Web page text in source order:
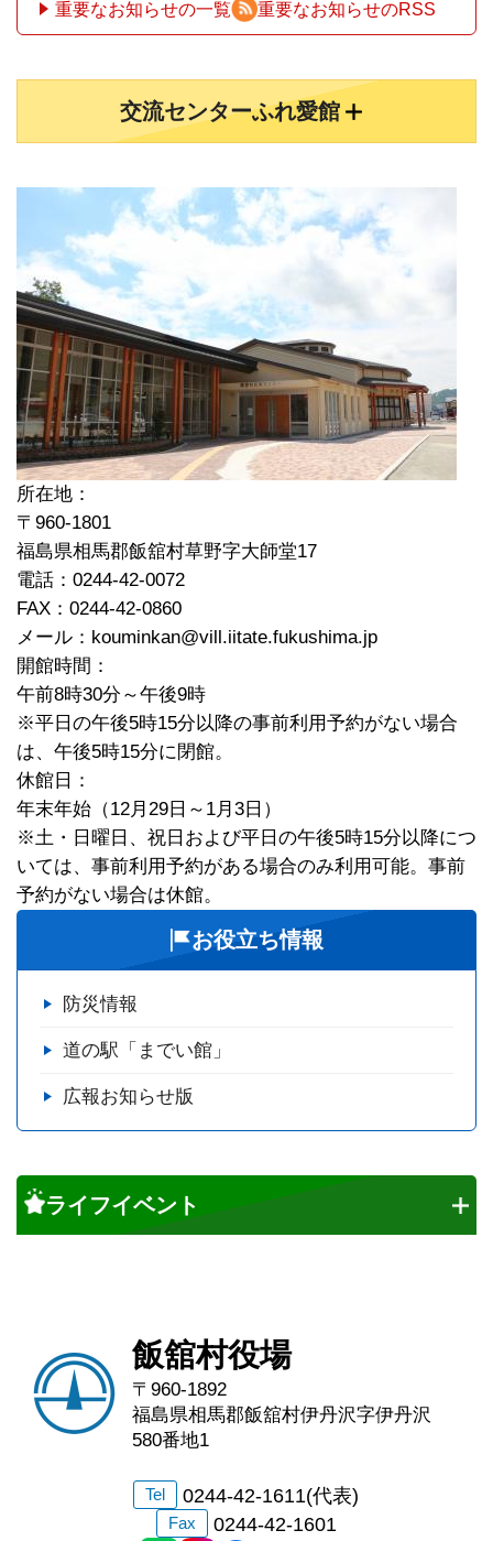
重要なお知らせの一覧 重要なお知らせのRSS
交流センターふれ愛館
所在地：
〒960-1801
福島県相馬郡飯舘村草野字大師堂17
電話：0244-42-0072
FAX：0244-42-0860
メール：kouminkan@vill.iitate.fukushima.jp
開館時間：
午前8時30分～午後9時
※平日の午後5時15分以降の事前利用予約がない場合
は、午後5時15分に閉館。
休館日：
年末年始（12月29日～1月3日）
※土・日曜日、祝日および平日の午後5時15分以降につ
いては、事前利用予約がある場合のみ利用可能。事前
予約がない場合は休館。
お役立ち情報
防災情報
道の駅「までい館」
広報お知らせ版
ライフイベント
飯舘村役場
〒960-1892
福島県相馬郡飯舘村伊丹沢字伊丹沢
580番地1
Tel 0244-42-1611(代表)
Fax 0244-42-1601